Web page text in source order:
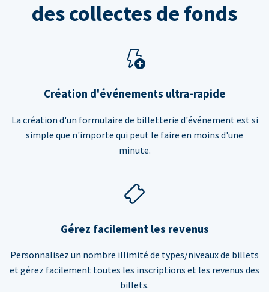
des collectes de fonds
Création d'événements ultra-rapide
La création d'un formulaire de billetterie d'événement est si
simple que n'importe qui peut le faire en moins d'une
minute.
Gérez facilement les revenus
Personnalisez un nombre illimité de types/niveaux de billets
et gérez facilement toutes les inscriptions et les revenus des
billets.